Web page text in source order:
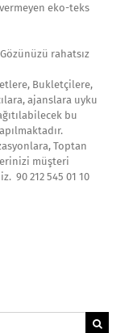
eko-teks
Gözünüzü rahatsız
Bukletçilere,
ajanslara uyku
bu
Toptan
müşteri
90 212 545 01 10